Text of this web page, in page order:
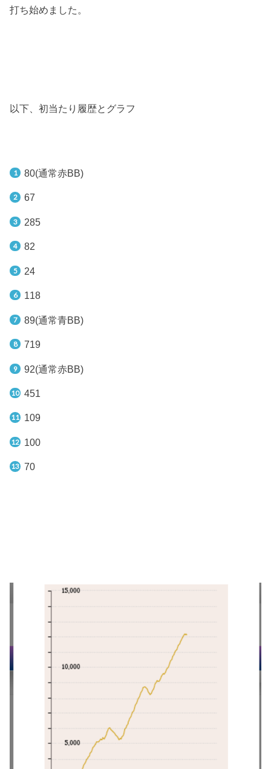
打ち始めました。
以下、初当たり履歴とグラフ
80(通常赤BB)
67
285
82
24
118
89(通常青BB)
719
92(通常赤BB)
451
109
100
70